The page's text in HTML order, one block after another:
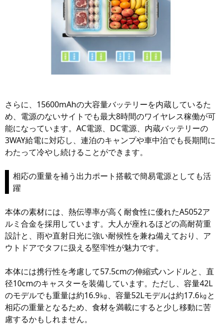
さらに、15600mAhの大容量バッテリーを内蔵しているた
め、電源のないサイトでも最大8時間のワイヤレス稼働が可
能になっています。AC電源、DC電源、内蔵バッテリーの
3WAY給電に対応し、連泊のキャンプや車中泊でも長期間に
わたって冷やし続けることができます。
相応の重量を補う出力ポート搭載で簡易電源としても活
躍
本体の素材には、熱伝導率が高く耐食性に優れたA5052ア
ルミ合金を採用しています。大人が座れるほどの高耐荷重
設計と、雨や直射日光に強い耐候性を兼ね備えており、ア
ウトドアでタフに扱える堅牢性が魅力です。
本体には携行性を考慮して57.5cmの伸縮式ハンドルと、直
径10cmのキャスターを装備しています。ただし、容量42L
のモデルでも重量は約16.9㎏、容量52Lモデルは約17.6㎏と
相応の重量となるため、食材を満載にすると少し移動に苦
慮するかもしれません。